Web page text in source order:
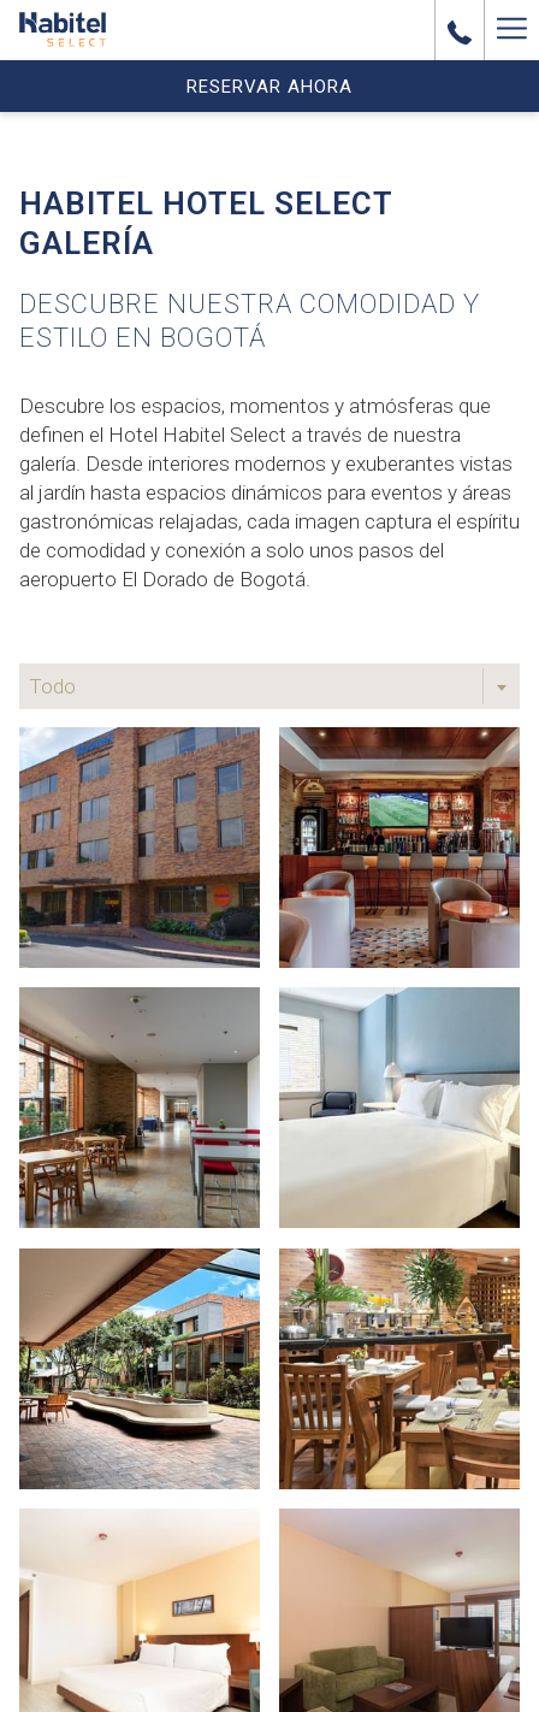
RESERVAR AHORA
HABITEL HOTEL SELECT
GALERÍA
DESCUBRE NUESTRA COMODIDAD Y
ESTILO EN BOGOTÁ
Descubre los espacios, momentos y atmósferas que
definen el Hotel Habitel Select a través de nuestra
galería. Desde interiores modernos y exuberantes vistas
al jardín hasta espacios dinámicos para eventos y áreas
gastronómicas relajadas, cada imagen captura el espíritu
de comodidad y conexión a solo unos pasos del
aeropuerto El Dorado de Bogotá.
Todo